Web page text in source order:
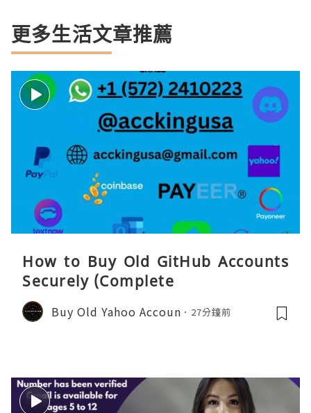
更多生活文章推薦
How to Buy Old GitHub Accounts
Securely (Complete
Buy Old Yahoo Accoun 27分鐘前